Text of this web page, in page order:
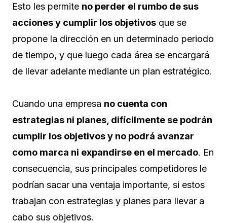
Esto les permite no perder el rumbo de sus
acciones y cumplir los objetivos que se
propone la dirección en un determinado periodo
de tiempo, y que luego cada área se encargará
de llevar adelante mediante un plan estratégico.
Cuando una empresa no cuenta con
estrategias ni planes, difícilmente se podrán
cumplir los objetivos y no podrá avanzar
como marca ni expandirse en el mercado. En
consecuencia, sus principales competidores le
podrían sacar una ventaja importante, si estos
trabajan con estrategias y planes para llevar a
cabo sus objetivos.